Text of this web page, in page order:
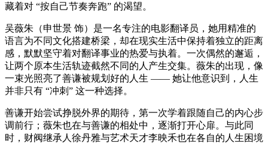
藏着对 “按自己节奏奔跑” 的渴望。
吴薇朱（申世景 饰）是一名专注的电影翻译员，她用精准的
语言为不同文化搭建桥梁，却在现实生活中保持着独立的距离
感，默默坚守着对翻译事业的热爱与执着。一次偶然的邂逅，
让两个原本生活轨迹截然不同的人产生交集。薇朱的出现，像
一束光照亮了善谦被规划好的人生 —— 她让他意识到，人生
并非只有 “冲刺” 这一种选择。
善谦开始尝试挣脱外界的期待，第一次学着跟随自己的内心步
调前行；薇朱也在与善谦的相处中，逐渐打开心扉。与此同
时，财阀继承人徐丹雅与艺术天才李映禾也在各自的人生困境